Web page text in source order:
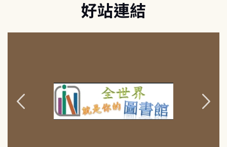
好站連結